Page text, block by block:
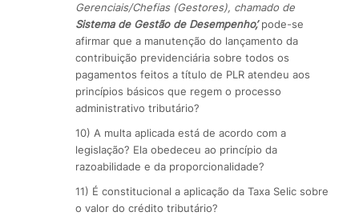
Gerenciais/Chefias (Gestores), chamado de
Sistema de Gestão de Desempenho’,pode-se
afirmar que a manutenção do lançamento da
contribuição previdenciária sobre todos os
pagamentos feitos a título de PLR atendeu aos
princípios básicos que regem o processo
administrativo tributário?
10) A multa aplicada está de acordo com a
legislação? Ela obedeceu ao princípio da
razoabilidade e da proporcionalidade?
11) É constitucional a aplicação da Taxa Selic sobre
o valor do crédito tributário?